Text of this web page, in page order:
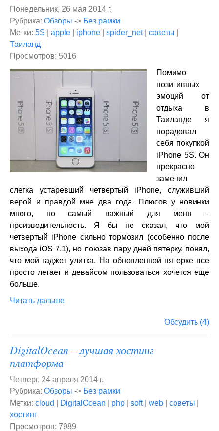
Понедельник, 26 мая 2014 г.
Рубрика: Обзоры -> Без рамки
Метки: 5S apple iphone spider_net| советы
Таиланд
Просмотров: 5016
Помимо
позитивных
эмоций от
отдыха в
Таиланде я
порадовал
себя покупкой
iPhone 5S. Он
прекрасно
заменил
слегка устаревший четвертый iPhone, служивший
верой и правдой мне два года. Плюсов у новинки
много, но самый важный для меня –
производительность. Я бы не сказал, что мой
четвертый iPhone сильно тормозил (особенно после
выхода iOS 7.1), но поюзав пару дней пятерку, понял,
что мой гаджет улитка. На обновленной пятерке все
просто летает и девайсом пользоваться хочется еще
больше.
Читать дальше
Обсудить (4)
DigitalOcean – лучшая хостинг
платформа
Четверг, 24 апреля 2014 г.
Рубрика: Обзоры -> Без рамки
Метки: cloud DigitalOcean php soft| web советы
хостинг
Просмотров: 7989